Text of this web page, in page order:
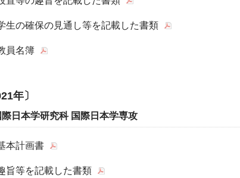
生の確保の見通し等を記載した書類
員名簿
年〕
際日本学研究科 国際日本学専攻
本計画書
旨等を記載した書類